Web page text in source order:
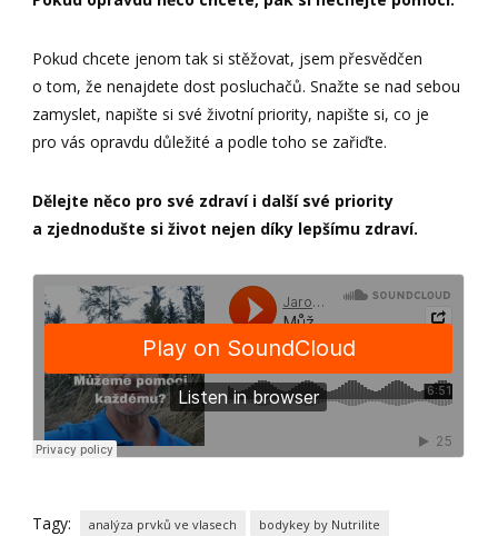
Pokud chcete jenom tak si stěžovat, jsem přesvědčen
o tom, že nenajdete dost posluchačů. Snažte se nad sebou
zamyslet, napište si své životní priority, napište si, co je
pro vás opravdu důležité a podle toho se zařiďte.
Dělejte něco pro své zdraví i další své priority
a zjednodušte si život nejen díky lepšímu zdraví.
Tagy: analýza prvků ve vlasech
bodykey by Nutrilite